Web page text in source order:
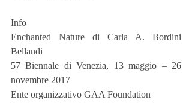
Info
Enchanted Nature di Carla A. Bordini
Bellandi
57 Biennale di Venezia, 13 maggio – 26
novembre 2017
Ente organizzativo GAA Foundation